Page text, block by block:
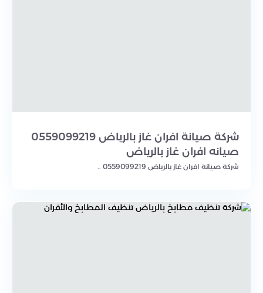
شركة صيانة افران غاز بالرياض 0559099219
صيانه افران غاز بالرياض
شركة صيانة افران غاز بالرياض 0559099219 ..